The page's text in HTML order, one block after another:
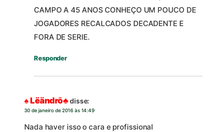
CAMPO A 45 ANOS CONHEÇO UM POUCO DE
JOGADORES RECALCADOS DECADENTE E
FORA DE SERIE.
Responder
♠ Lëändrō♣disse:
30 de janeiro de 2016 às 14:49
Nada haver isso o cara e profissional